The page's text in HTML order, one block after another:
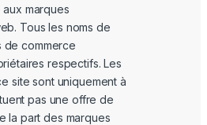
aux marques
Tous les noms de
de commerce
respectifs. Les
site sont uniquement à
pas une offre de
la part des marques